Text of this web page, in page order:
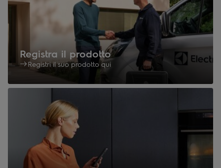
Registra il prodotto
Registri il suo prodotto qui